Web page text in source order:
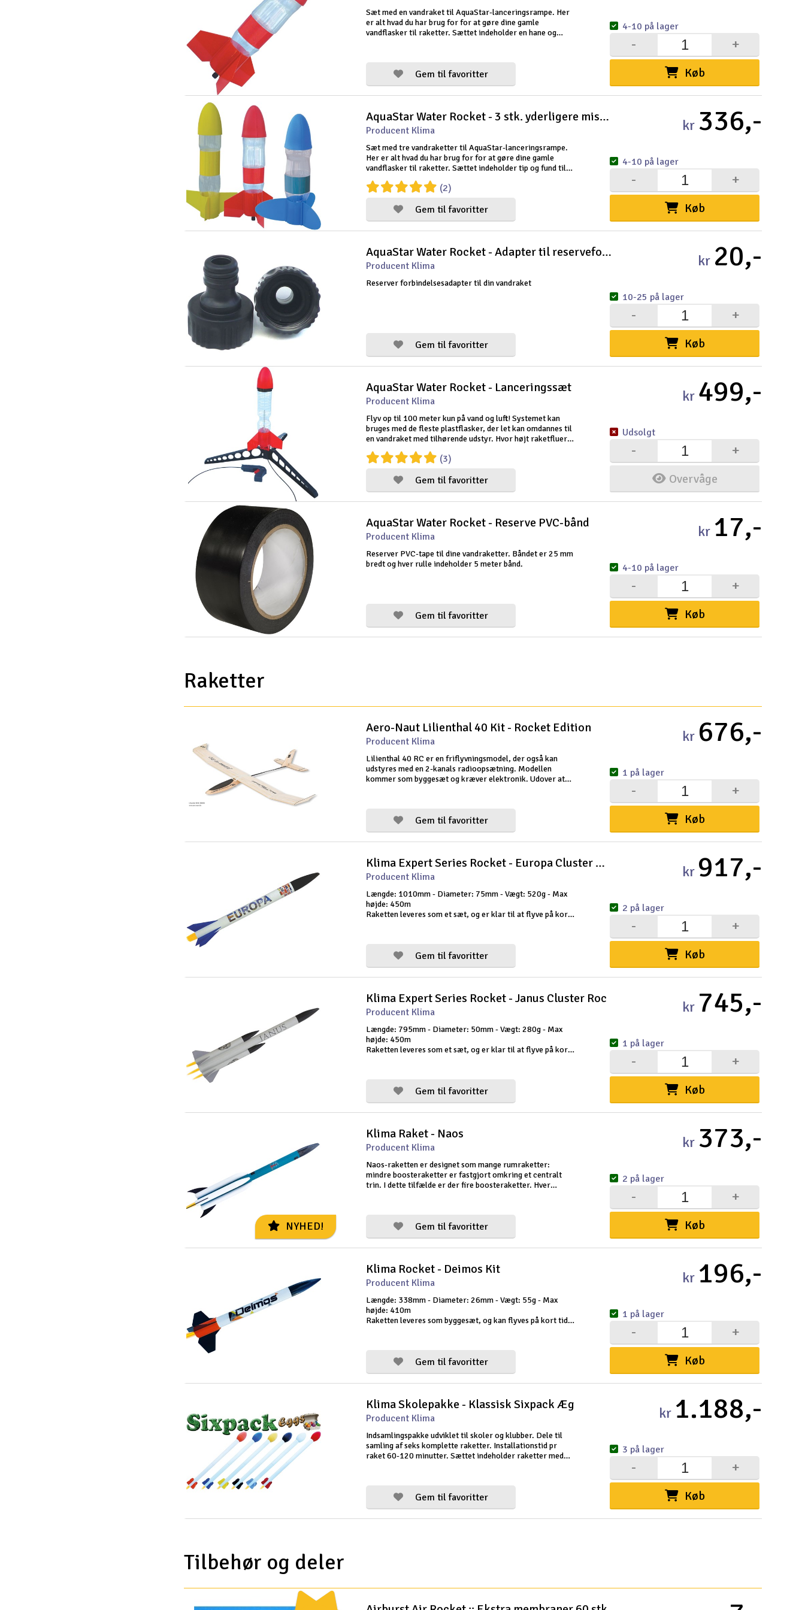
Sæt med en vandraket til AquaStar-lanceringsrampe. Her
er alt hvad du har brug for for at gøre dine gamle
vandflasker til raketter. Sættet indeholder en hane og
Gem til favoritter Køb
+
-
4-10 på lager
AquaStar Water Rocket - 3 stk. yderligere missiler
Producent Klima
Sæt med tre vandraketter til AquaStar-lanceringsrampe.
Her er alt hvad du har brug for for at gøre dine gamle
vandflasker til raketter. Sættet indeholder tip og fund til
tre raketter. Farven og formen på finnerne kan variere fra
sæt til sæt.
Gem til favoritter
(2)
kr 336,-
Køb
+
-
4-10 på lager
AquaStar Water Rocket - Adapter til reserveforbind
Producent Klima
Reserver forbindelsesadapter til din vandraket
Gem til favoritter
kr 20,-
Køb
+
-
10-25 på lager
AquaStar Water Rocket - Lanceringssæt
Producent Klima
Flyv op til 100 meter kun på vand og luft! Systemet kan
bruges med de fleste plastflasker, der let kan omdannes til
en vandraket med tilhørende udstyr. Hvor højt raketfluerne
afhænger af mængden og vægten af flasken, men også
mængden af vand og tryk
Gem til favoritter
(3)
kr 499,-
Overvåge
+
-
Udsolgt
AquaStar Water Rocket - Reserve PVC-bånd
Producent Klima
Reserver PVC-tape til dine vandraketter. Båndet er 25 mm
bredt og hver rulle indeholder 5 meter bånd.
Gem til favoritter
kr 17,-
Køb
+
-
4-10 på lager
Raketter
Aero-Naut Lilienthal 40 Kit - Rocket Edition
Producent Klima
Lilienthal 40 RC er en friflyvningsmodel, der også kan
udstyres med en 2-kanals radioopsætning. Modellen
kommer som byggesæt og kræver elektronik. Udover at
Gem til favoritter
kr 676,-
Køb
+
-
1 på lager
Klima Expert Series Rocket - Europa Cluster Roc
Producent Klima
Længde: 1010mm - Diameter: 75mm - Vægt: 520g - Max
højde: 450m
Raketten leveres som et sæt, og er klar til at flyve på kort
Gem til favoritter
kr 917,-
Køb
+
-
2 på lager
Klima Expert Series Rocket - Janus Cluster Roc
Producent Klima
Længde: 795mm - Diameter: 50mm - Vægt: 280g - Max
højde: 450m
Raketten leveres som et sæt, og er klar til at flyve på kort
Gem til favoritter
kr 745,-
Køb
+
-
1 på lager
NYHED!
Klima Raket - Naos
Producent Klima
Naos-raketten er designet som mange rumraketter:
mindre boosteraketter er fastgjort omkring et centralt
trin. I dette tilfælde er der fire boosteraketter. Hver
Gem til favoritter
kr 373,-
Køb
+
-
2 på lager
Klima Rocket - Deimos Kit
Producent Klima
Længde: 338mm - Diameter: 26mm - Vægt: 55g - Max
højde: 410m
Raketten leveres som byggesæt, og kan flyves på kort tid.
Gem til favoritter
kr 196,-
Køb
+
-
1 på lager
Klima Skolepakke - Klassisk Sixpack Æg
Producent Klima
Indsamlingspakke udviklet til skoler og klubber. Dele til
samling af seks komplette raketter. Installationstid pr
raket 60-120 minutter. Sættet indeholder raketter med
Gem til favoritter
kr 1.188,-
Køb
+
-
3 på lager
Tilbehør og deler